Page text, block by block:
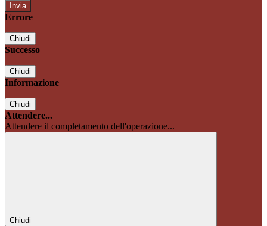
Errore
Chiudi
Successo
Chiudi
Informazione
Chiudi
Attendere...
Attendere il completamento dell'operazione...
Chiudi